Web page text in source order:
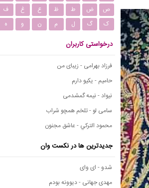
ص
ض ط ظ ع غ ف
ک
گ ل م ن و ه
درخواستی کاربران
فرزاد بهرامی - زیبای من
حامیم - یکیو دارم
نیواد - نیمه گمشدمی
سامی لو - تلخم همچو شراب
محمود التركي - عاشق مجنون
جدیدترین ها در نکست وان
شدو - ای وای
مهدی جهانی - دیوونه بودم